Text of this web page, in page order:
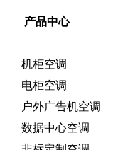
产品中心
机柜空调
电柜空调
户外广告机空调
数据中心空调